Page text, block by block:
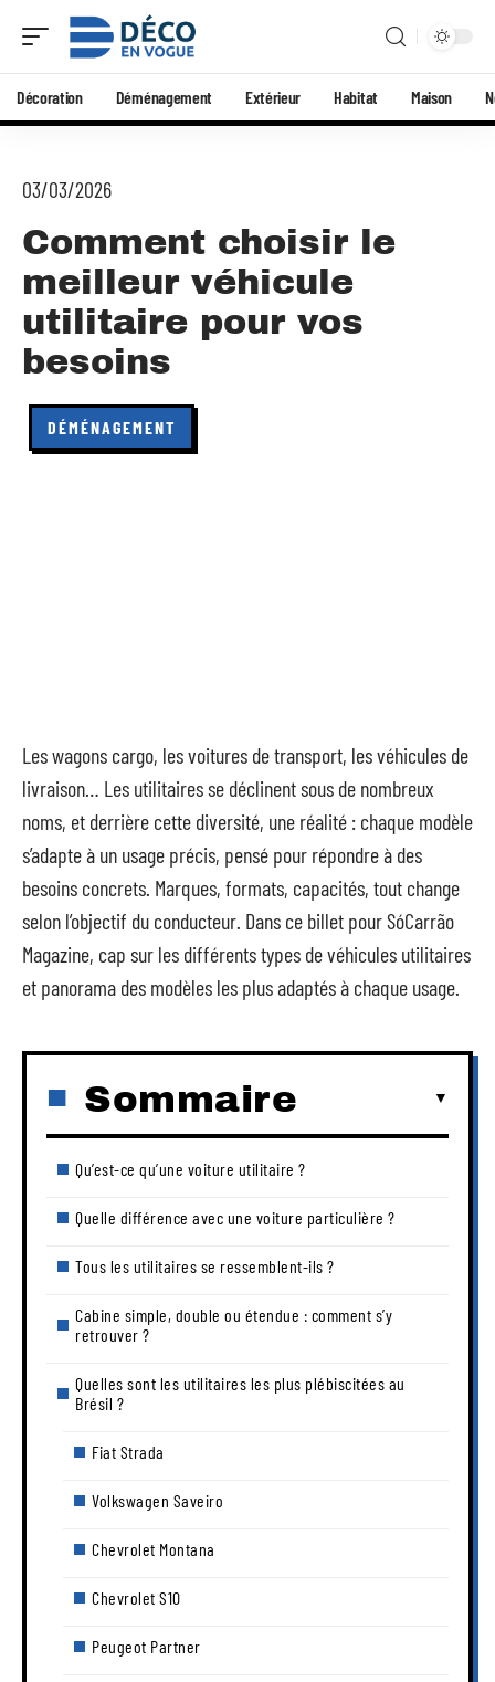
Décoration Déménagement Extérieur Habitat Maison
03/03/2026
Comment choisir le
meilleur véhicule
utilitaire pour vos
besoins
DÉMÉNAGEMENT
Les wagons cargo, les voitures de transport, les véhicules de
livraison… Les utilitaires se déclinent sous de nombreux
noms, et derrière cette diversité, une réalité : chaque modèle
s’adapte à un usage précis, pensé pour répondre à des
besoins concrets. Marques, formats, capacités, tout change
selon l’objectif du conducteur. Dans ce billet pour SóCarrão
Magazine, cap sur les différents types de véhicules utilitaires
et panorama des modèles les plus adaptés à chaque usage.
Sommaire
Qu’est-ce qu’une voiture utilitaire ?
Quelle différence avec une voiture particulière ?
Tous les utilitaires se ressemblent-ils ?
Cabine simple, double ou étendue : comment s’y
retrouver ?
Quelles sont les utilitaires les plus plébiscitées au
Brésil ?
Fiat Strada
Volkswagen Saveiro
Chevrolet Montana
Chevrolet S10
Peugeot Partner